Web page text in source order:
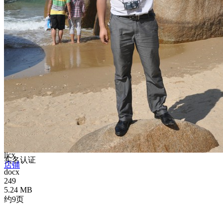
ljcx
实名认证
店铺
docx
249
5.24 MB
约9页